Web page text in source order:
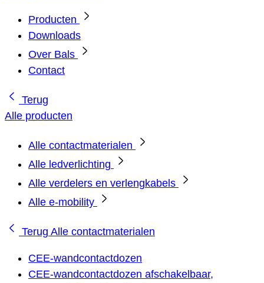
Producten
Downloads
Over Bals
Contact
Terug
Alle producten
Alle contactmaterialen
Alle ledverlichting
Alle verdelers en verlengkabels
Alle e-mobility
Terug Alle contactmaterialen
CEE-wandcontactdozen
CEE-wandcontactdozen afschakelbaar,